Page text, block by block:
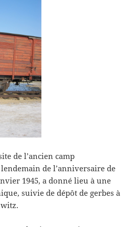
de l’ancien camp
de l’anniversaire de
1945, a donné lieu à une
suivie de dépôt de gerbes à